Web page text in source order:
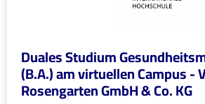
Duales Studium
(B.A.) am virtuellen Campus -
Rosengarten GmbH & Co. KG